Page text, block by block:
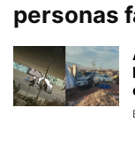
personas